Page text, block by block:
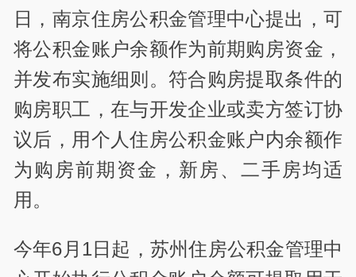
日，南京住房公积金管理中心提出，可
将公积金账户余额作为前期购房资金，
并发布实施细则。符合购房提取条件的
购房职工，在与开发企业或卖方签订协
议后，用个人住房公积金账户内余额作
为购房前期资金，新房、二手房均适
用。
今年6月1日起，苏州住房公积金管理中